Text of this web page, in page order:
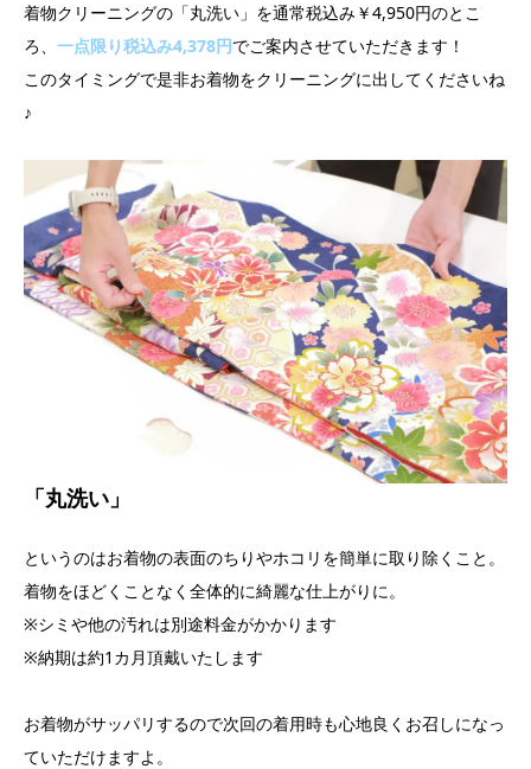
着物クリーニングの「丸洗い」を通常税込み￥4,950円のとこ
ろ、 一点限り税込み4,378円でご案内させていただきます！
このタイミングで是非お着物をクリーニングに出してくださいね
♪
「丸洗い」
というのはお着物の表面のちりやホコリを簡単に取り除くこと。
着物をほどくことなく全体的に綺麗な仕上がりに。
※シミや他の汚れは別途料金がかかります
※納期は約1カ月頂戴いたします
お着物がサッパリするので次回の着用時も心地良くお召しになっ
ていただけますよ。